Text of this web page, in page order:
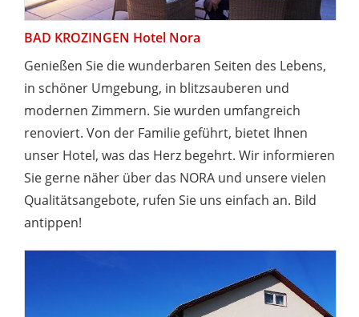
BAD KROZINGEN Hotel Nora
Genießen Sie die wunderbaren Seiten des Lebens,
in schöner Umgebung, in blitzsauberen und
modernen Zimmern. Sie wurden umfangreich
renoviert. Von der Familie geführt, bietet Ihnen
unser Hotel, was das Herz begehrt. Wir informieren
Sie gerne näher über das NORA und unsere vielen
Qualitätsangebote, rufen Sie uns einfach an. Bild
antippen!